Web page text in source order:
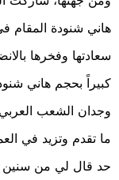
هاني شنودة المقام
سعادتها وفخرها
كبيراً بحجم هاني
وجدان الشعب العربي
ما تقدم وتزيد في
حد قال لي من سنين